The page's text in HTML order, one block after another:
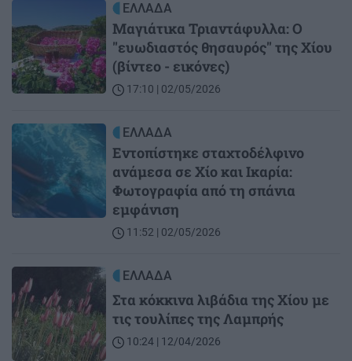
ΕΛΛΑΔΑ
Mαγιάτικα Τριαντάφυλλα: Ο
"ευωδιαστός θησαυρός" της Χίου
(βίντεο - εικόνες)
17:10 | 02/05/2026
Image ΕΛΛΑΔΑ
Εντοπίστηκε σταχτοδέλφινο
ανάμεσα σε Χίο και Ικαρία:
Φωτογραφία από τη σπάνια
εμφάνιση
11:52 | 02/05/2026
Image ΕΛΛΑΔΑ
Στα κόκκινα λιβάδια της Χίου με
τις τουλίπες της Λαμπρής
10:24 | 12/04/2026